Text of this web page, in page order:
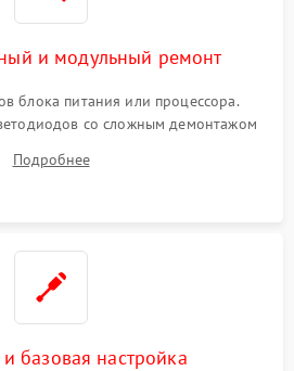
и модульный ремонт
блока питания или процессора.
со сложным демонтажом
поврежденных дорожек,
памяти EEPROM
Подробнее
базовая настройка